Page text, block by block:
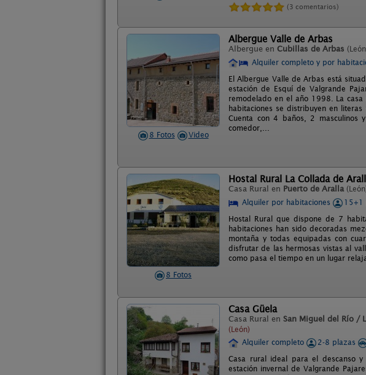
(3 comentarios)
8 Fotos Video
Albergue Valle de Arbas
Albergue en Cubillas de Arbas
Alquiler completo y por
El Albergue Valle de Arbas está
estación de Esquí de Valgrande
remodelado en el año 1998. La
habitaciones se distribuyen en
Cuenta con 4 baños, 2 masculinos
comedor,...
8 Fotos
Hostal Rural La Collada de
Casa Rural en Puerto de Aralla
Alquiler por habitaciones
15+1
Hostal Rural que dispone de 7
habitaciones han sido decoradas
montaña y todas equipadas con
disfrutar de las hermosas vistas al
como pasa el tiempo en un lugar
Casa Güela
Casa Rural en San Miguel del Río /
(León)
Alquiler completo 2-8 plazas
Casa rural ideal para el descanso
estación invernal de Valgrande